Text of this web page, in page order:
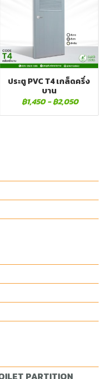
ประตู PVC T4 เกล็ดครึ่ง
บาน
฿1,450 -฿2,050
PARTITION